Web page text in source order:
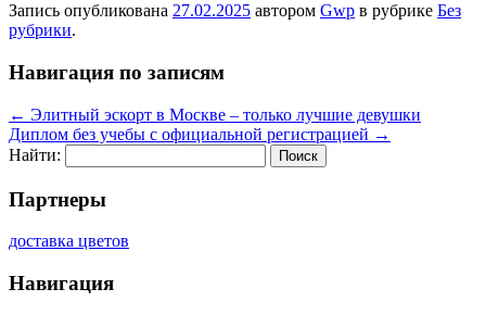
Запись опубликована 27.02.2025 автором Gwp в рубрике Без
рубрики.
Навигация по записям
← Элитный эскорт в Москве – только лучшие девушки
Диплом без учебы с официальной регистрацией →
Найти:
Партнеры
доставка цветов
Навигация